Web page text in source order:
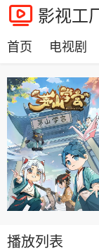
影视工
首页 电视剧
播放列表